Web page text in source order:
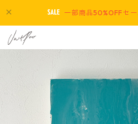
一部商品50%OFFセー